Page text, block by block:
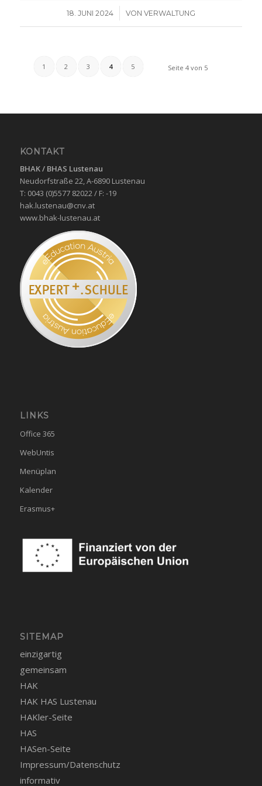
18. JUNI 2024
/ VON VERWALTUNG
Seite 4 von 5
1 2 3 4 5
KONTAKT
BHAK / BHAS Lustenau
Neudorfstraße 22, A-6890 Lustenau
T: 0043 (0)5577 82022 / F: -19
hak.lustenau@cnv.at
www.bhak-lustenau.at
LINKS
Office 365
WebUntis
Menüplan
Kalender
Erasmus+
SITEMAP
einzigartig
gemeinsam
HAK
HAK HAS Lustenau
HAKler-Seite
HAS
HASen-Seite
Impressum/Datenschutz
informativ